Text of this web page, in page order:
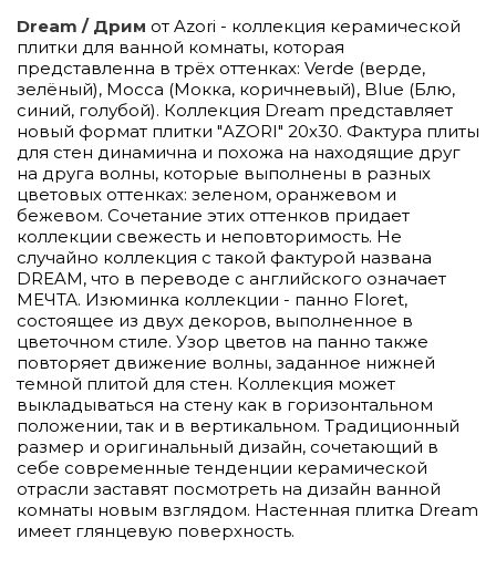
Dream / Дрим от Azori - коллекция керамической
плитки для ванной комнаты, которая
представленна в трёх оттенках: Verde (верде,
зелёный), Mocca (Мокка, коричневый), Blue (Блю,
синий, голубой). Коллекция Dream представляет
новый формат плитки "AZORI" 20х30. Фактура плиты
для стен динамична и похожа на находящие друг
на друга волны, которые выполнены в разных
цветовых оттенках: зеленом, оранжевом и
бежевом. Сочетание этих оттенков придает
коллекции свежесть и неповторимость. Не
случайно коллекция с такой фактурой названа
DREAM, что в переводе с английского означает
МЕЧТА. Изюминка коллекции - панно Floret,
состоящее из двух декоров, выполненное в
цветочном стиле. Узор цветов на панно также
повторяет движение волны, заданное нижней
темной плитой для стен. Коллекция может
выкладываться на стену как в горизонтальном
положении, так и в вертикальном. Традиционный
размер и оригинальный дизайн, сочетающий в
себе современные тенденции керамической
отрасли заставят посмотреть на дизайн ванной
комнаты новым взглядом. Настенная плитка Dream
имеет глянцевую поверхность.